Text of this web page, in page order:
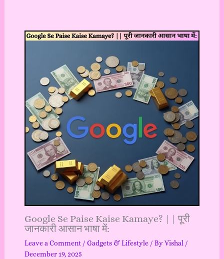
Google Se Paise Kaise Kamaye? || पूरी
जानकारी आसान भाषा में:
Leave a Comment / Gadgets & Lifestyle/ ByVishal /
December 19, 2025